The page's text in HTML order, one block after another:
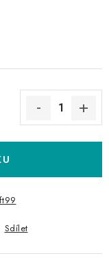
Sdílet